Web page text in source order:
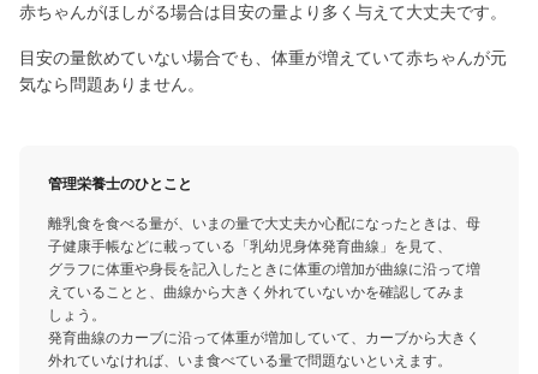
赤ちゃんがほしがる場合は目安の量より多く与えて大丈夫です。
目安の量飲めていない場合でも、体重が増えていて赤ちゃんが元
気なら問題ありません。
管理栄養士のひとこと
離乳食を食べる量が、いまの量で大丈夫か心配になったときは、母
子健康手帳などに載っている「乳幼児身体発育曲線」を見て、
グラフに体重や身長を記入したときに体重の増加が曲線に沿って増
えていることと、曲線から大きく外れていないかを確認してみま
しょう。
発育曲線のカーブに沿って体重が増加していて、カーブから大きく
外れていなければ、いま食べている量で問題ないといえます。